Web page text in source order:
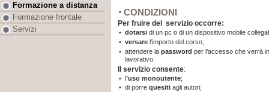
CONDIZIONI
Per fruire del servizio occorre:
• dotarsi di un pc o di un dispositivo mobile
• versare l'importo del corso;
• attendere la password per l'accesso che verrà
lavorativo.
Il servizio consente:
• l’uso monoutente;
• di porre quesiti agli autori;
Formazione a distanza
Formazione frontale
Servizi